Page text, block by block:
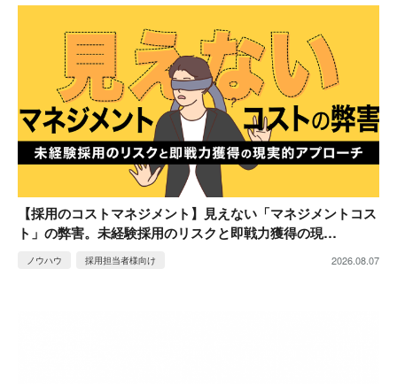
【採用のコストマネジメント】見えない「マネジメントコス
ト」の弊害。未経験採用のリスクと即戦力獲得の現…
ノウハウ 採用担当者様向け 2026.08.07